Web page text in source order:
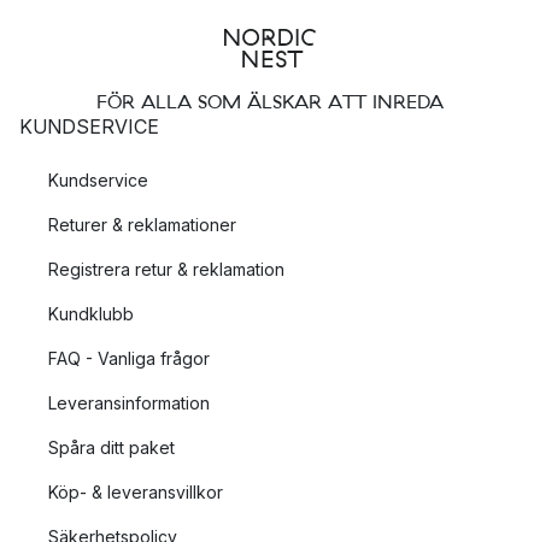
FÖR ALLA SOM ÄLSKAR ATT INREDA
KUNDSERVICE
Kundservice
Returer & reklamationer
Registrera retur & reklamation
Kundklubb
FAQ - Vanliga frågor
Leveransinformation
Spåra ditt paket
Köp- & leveransvillkor
Säkerhetspolicy